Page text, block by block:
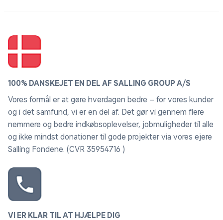
Størrelse: 65 x 23 x 13 mm
100% DANSKEJET EN DEL AF SALLING GROUP A/S
Vores formål er at gøre hverdagen bedre – for vores kunder
og i det samfund, vi er en del af. Det gør vi gennem flere
nemmere og bedre indkøbsoplevelser, jobmuligheder til alle
og ikke mindst donationer til gode projekter via vores ejere
Salling Fondene. (CVR 35954716 )
VI ER KLAR TIL AT HJÆLPE DIG